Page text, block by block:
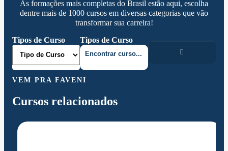
As formações mais completas do Brasil estão aqui, escolha
dentre mais de 1000 cursos em diversas categorias que vão
transformar sua carreira!
Tipos de Curso
Tipos de Curso
VEM PRA FAVENI
Cursos relacionados